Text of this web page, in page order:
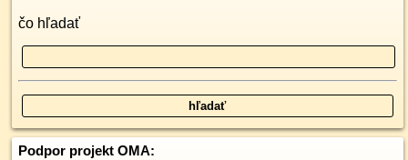
čo hľadať
Podpor projekt OMA: